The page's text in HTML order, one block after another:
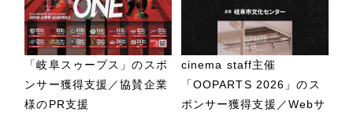
「岐阜スゥープス」のスポ
ンサー獲得支援／協賛企業
様のPR支援
cinema staff主催
「OOPARTS 2026」のス
ポンサー獲得支援／Webサ